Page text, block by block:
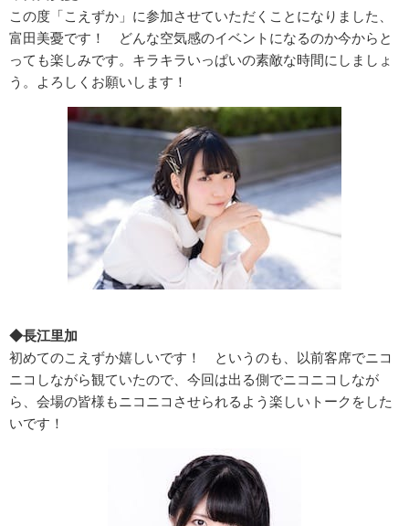
この度「こえずか」に参加させていただくことになりました、
富田美憂です！ どんな空気感のイベントになるのか今からと
っても楽しみです。キラキラいっぱいの素敵な時間にしましょ
う。よろしくお願いします！
◆長江里加
初めてのこえずか嬉しいです！ というのも、以前客席でニコ
ニコしながら観ていたので、今回は出る側でニコニコしなが
ら、会場の皆様もニコニコさせられるよう楽しいトークをした
いです！